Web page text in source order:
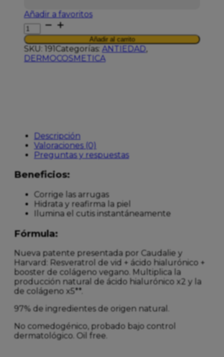
Añadir a favoritos
CAUDALIE
RESVERATROL
FLUIDO
LIFTING
40ML
Añadir al carrito
SKU: 191Categorías: ANTIEDAD,
DERMOCOSMETICA
Descripción
Valoraciones (0)
Preguntas y respuestas
Beneficios:
Corrige las arrugas
Hidrata y reafirma la piel
Ilumina el cutis instantáneamente
Fórmula:
Nueva patente presentada por Caudalie y
Harvard: Resveratrol de vid + ácido hialurónico +
booster de colágeno vegano. Multiplica la
producción natural de ácido hialurónico x2 y la
de colágeno x5**.
97% de ingredientes de origen natural.
No comedogénico, probado bajo control
dermatológico. Oil free.